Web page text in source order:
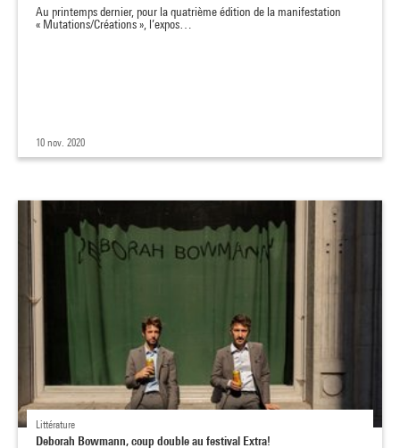
Au printemps dernier, pour la quatrième édition de la manifestation
« Mutations/Créations », l’expos…
10 nov. 2020
Littérature
Deborah Bowmann, coup double au festival Extra!